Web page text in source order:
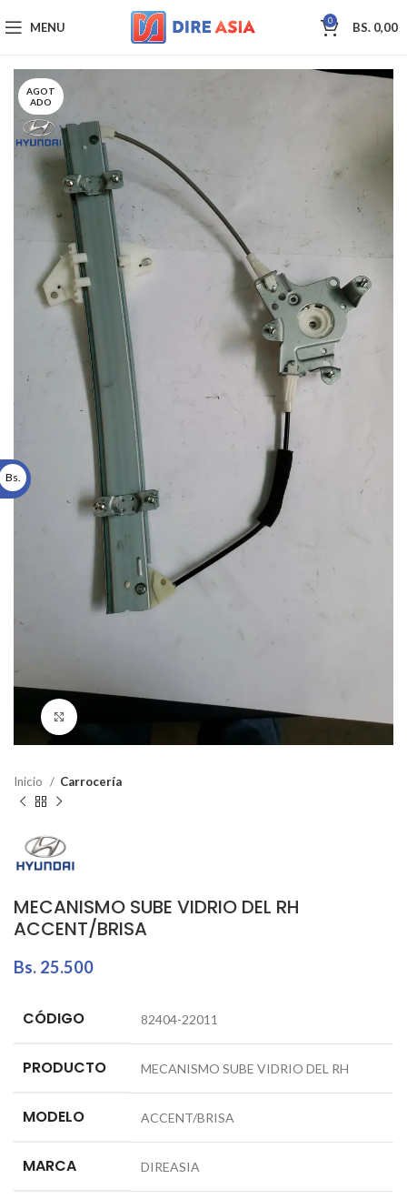
MENU 0 BS. 0,00
AGOT
ADO
Inicio Carrocería
MECANISMO SUBE VIDRIO DEL RH
ACCENT/BRISA
Bs. 25.500
CÓDIGO 82404-22011
PRODUCTO MECANISMO SUBE VIDRIO DEL RH
MODELO ACCENT/BRISA
MARCA DIREASIA
Bs.